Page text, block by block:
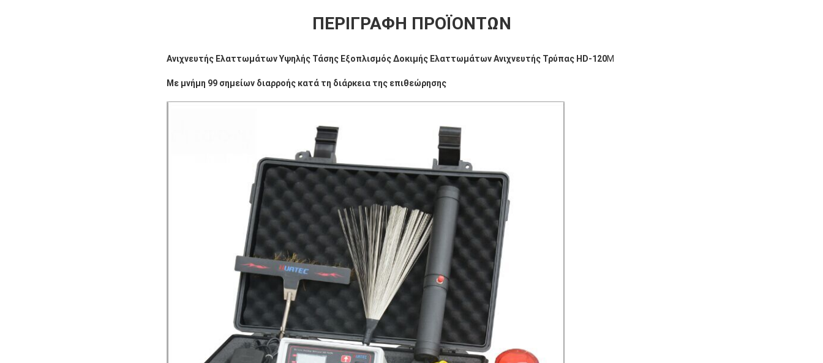
ΠΕΡΙΓΡΑΦΉ ΠΡΟΪΌΝΤΩΝ
Ανιχνευτής Ελαττωμάτων Υψηλής Τάσης Εξοπλισμός Δοκιμής Ελαττωμάτων Ανιχνευτής Τρύπας HD-120M
Με μνήμη 99 σημείων διαρροής κατά τη διάρκεια της επιθεώρησης